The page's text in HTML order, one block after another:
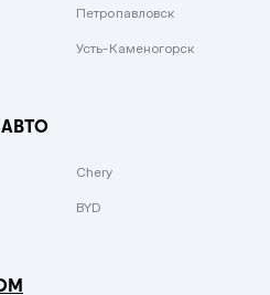
Петропавловск
Усть-Каменогорск
Chery
BYD